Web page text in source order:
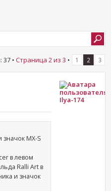
• Страница 2 из 3 • 1 2 3
значок MX-S
в левом
Ralli Art в
и значок
Ilya-174